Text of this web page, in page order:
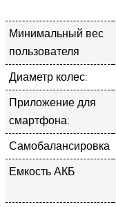
Минимальный вес
пользователя
Диаметр колес:
Приложение для
смартфона:
Самобалансировка
Емкость АКБ